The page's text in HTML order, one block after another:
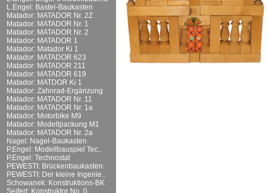
L.Engel: Bastel-Baukasten
Matador: MATADOR Nr. 2Z
Matador: MATADOR Nr. 1
Matador: MATADOR Nr. 2
Matador: MATADOR 1
Matador: Matador Ki 1
Matador: MATADOR 623
Matador: MATADOR 211
Matador: MATADOR 619
Matador: MATDOR Ki 1
Matador: Zahnrad-Ergänzung
Matador: MATADOR Nr. 11
Matador: MATADOR Nr. 1a
Matador: Motorbike M9
Matador: Modellpackung M1
Matador: MATADOR Nr. 2a
Nagel: Nagel-Baukasten
P.Engel: Modellbauspiel Tec..
P.Engel: Technostat
PEWESTI: Brückenbaukasten
PEWESTI: Der kleine Ingenie..
Schowanek: Konstruktions-BK
Seifert: Konstruktor No. 0